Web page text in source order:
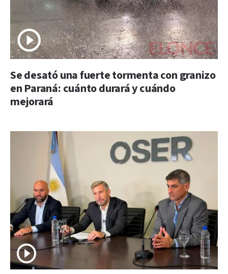
Se desató una fuerte tormenta con granizo
en Paraná: cuánto durará y cuándo
mejorará